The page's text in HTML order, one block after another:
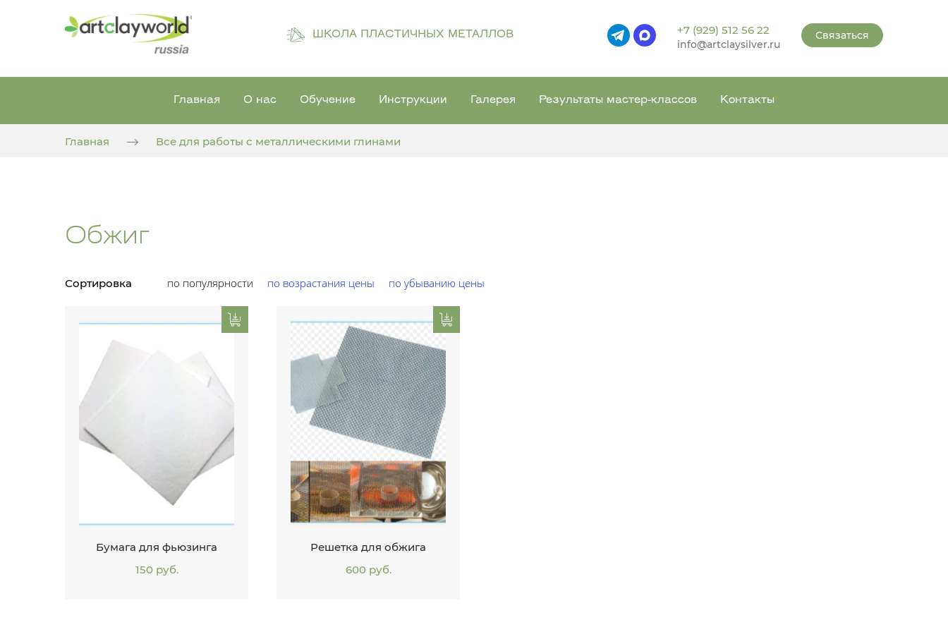
ШКОЛА ПЛАСТИЧНЫХ МЕТАЛЛОВ +7 (929) 512 56 22
info@artclaysilver.ru
Связаться
Главная О нас Обучение Инструкции Галерея Результаты мастер-классов Контакты
Главная Все для работы с металлическими глинами
Обжиг
Сортировка по популярности по возрастания цены по убыванию цены
Бумага для фьюзинга
150 руб.
Решетка для обжига
600 руб.